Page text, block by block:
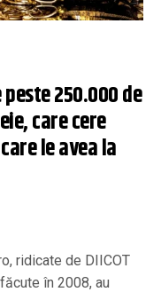
250.000 de
care cere
le avea la
ridicate de DIICOT
în 2008, au